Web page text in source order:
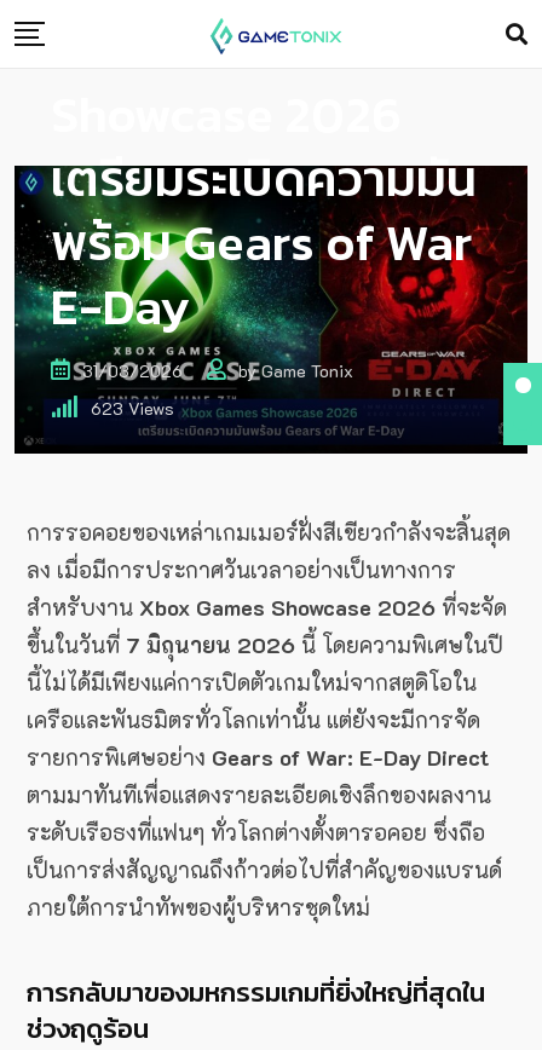
Xbox Games
เตรียมระเบิดความมัน
พร้อม Gears of War
E-Day
31/03/2026 byGame Tonix
623 Views
การรอคอยของเหล่าเกมเมอร์ฝั่งสีเขียวกำลังจะสิ้นสุด
ลง เมื่อมีการประกาศวันเวลาอย่างเป็นทางการ
สำหรับงาน Xbox Games Showcase 2026 ที่จะจัด
ขึ้นในวันที่ 7 มิถุนายน 2026 นี้ โดยความพิเศษในปี
นี้ไม่ได้มีเพียงแค่การเปิดตัวเกมใหม่จากสตูดิโอใน
เครือและพันธมิตรทั่วโลกเท่านั้น แต่ยังจะมีการจัด
รายการพิเศษอย่าง Gears of War: E-Day Direct
ตามมาทันทีเพื่อแสดงรายละเอียดเชิงลึกของผลงาน
ระดับเรือธงที่แฟนๆ ทั่วโลกต่างตั้งตารอคอย ซึ่งถือ
เป็นการส่งสัญญาณถึงก้าวต่อไปที่สำคัญของแบรนด์
ภายใต้การนำทัพของผู้บริหารชุดใหม่
การกลับมาของมหกรรมเกมที่ยิ่งใหญ่ที่สุดใน
ช่วงฤดูร้อน